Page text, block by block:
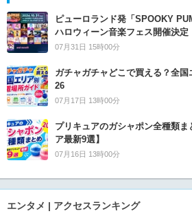
ピューロランド発「SPOOKY
ハロウィーン音楽フェス開催決定
07月31日 15時00分
ガチャガチャどこで買える？全
26
07月17日 13時00分
プリキュアのガシャポン全種類
ア最新9選】
07月16日 13時00分
エンタメ | アクセスランキング